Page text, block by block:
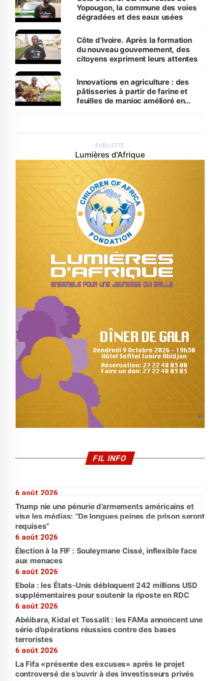
Yopougon, la commune des voies
dégradées et des eaux usées
Côte d’Ivoire. Après la formation
du nouveau gouvernement, des
citoyens expriment leurs attentes
Innovations en agriculture : des
pâtisseries à partir de farine et
feuilles de manioc amélioré en
PUBLICITÉ
Lumières d'Afrique
FIL INFO
6 août 2026
Trump nie une pénurie d’armements américains et
vise les médias: “De longues peines de prison seront
requises”
6 août 2026
Élection à la FIF : Souleymane Cissé, inflexible face
aux menaces
6 août 2026
Ebola : les États-Unis débloquent 242 millions USD
supplémentaires pour soutenir la riposte en RDC
6 août 2026
Abéibara, Kidal et Tessalit : les FAMa annoncent une
série d’opérations réussies contre des bases
terroristes
6 août 2026
La Fifa «présente des excuses» après le projet
controversé de s’ouvrir à des investisseurs privés